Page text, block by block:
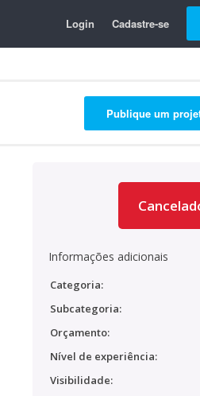
Login Cadastre-se
Publique um
Informações adicionais
Categoria:
Subcategoria:
Orçamento:
Nível de experiência:
Visibilidade: